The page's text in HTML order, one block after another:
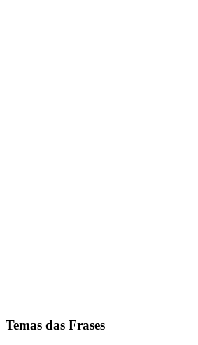
Temas das Frases